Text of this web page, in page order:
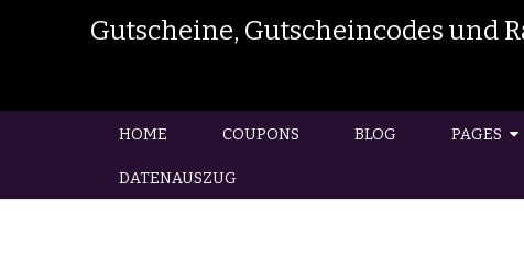
Gutscheine, Gutscheincodes und
HOME COUPONS BLOG PAGES
DATENAUSZUG